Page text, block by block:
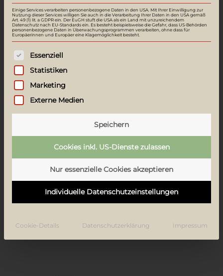
Erdgeschoß
Osten
Garten, Terrasse
WOHNUNG
GEBÄUDE
Küche, Wohn- & Esszimmer
Schlafzimmer 1
12,55 m²
Schlafzimmer 2
Vorraum
9,59 m²
Bad
Abstellraum
2,50 m²
WC
Gesamtfläche
Garten
Einige Services verarbeiten personenbezogene Daten in den USA. Mit Ihrer Einwilligung zur
Nutzung dieser Services willigen Sie auch in die Verarbeitung Ihrer Daten in den USA gemäß
Art. 49 (1) lit. a GDPR ein. Der EuGH stuft die USA als ein Land mit unzureichendem
Datenschutz nach EU-Standards ein. Es besteht beispielsweise die Gefahr, dass US-Behörden
personenbezogene Daten in Überwachungsprogrammen verarbeiten, ohne dass für
Europäerinnen und Europäer eine Klagemöglichkeit besteht.
Es folgt eine Liste der Service-Gruppen,
Essenziell
Statistiken
Marketing
Externe Medien
Speichern
Cookies inkl. US-Dienste zulassen
Nur essenzielle Cookies akzeptieren
Individuelle Datenschutzeinstellungen
Cookie-Details Datenschutzerklärung Impressum